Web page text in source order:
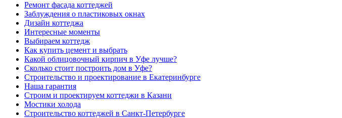
Ремонт фасада коттеджей
Заблуждения о пластиковых окнах
Дизайн коттеджа
Интересные моменты
Выбираем коттедж
Как купить цемент и выбрать
Какой облицовочный кирпич в Уфе лучше?
Сколько стоит построить дом в Уфе?
Строительство и проектирование в Екатеринбурге
Наша гарантия
Строим и проектируем коттеджи в Казани
Мостики холода
Строительство коттеджей в Санкт-Петербурге